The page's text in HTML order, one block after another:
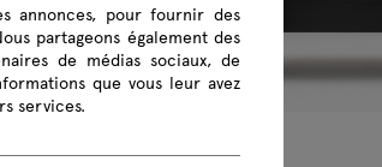
annonces, pour fournir des
partageons également des
de médias sociaux, de
que vous leur avez
services.